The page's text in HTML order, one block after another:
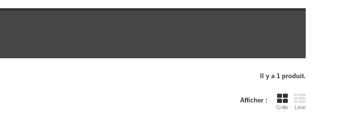
Il y a 1 produit.
Afficher :
Grille Liste